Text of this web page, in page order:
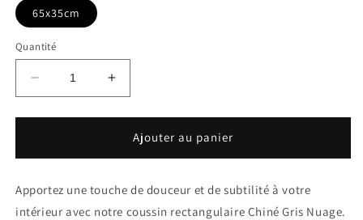
65x35cm
Quantité
Réduire
la
quantité
taupe
Augmenter
la
quantité
taupe
Ajouter au panier
Apportez une touche de douceur et de subtilité à votre
intérieur avec notre coussin rectangulaire Chiné Gris Nuage.